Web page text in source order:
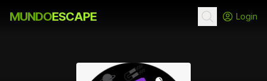
MUNDOESCAPE Login